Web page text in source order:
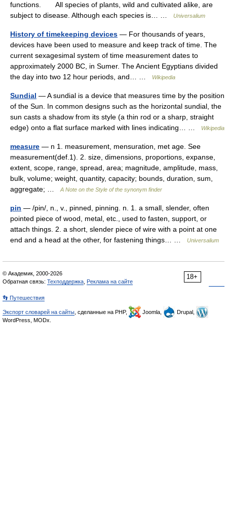
functions. All species of plants, wild and cultivated alike, are
subject to disease. Although each species is… …
Universalium
History of timekeeping devices — For thousands of years,
devices have been used to measure and keep track of time. The
current sexagesimal system of time measurement dates to
approximately 2000 BC, in Sumer. The Ancient Egyptians divided
the day into two 12 hour periods, and… …
Wikipedia
Sundial — A sundial is a device that measures time by the position
of the Sun. In common designs such as the horizontal sundial, the
sun casts a shadow from its style (a thin rod or a sharp, straight
edge) onto a flat surface marked with lines indicating… …
Wikipedia
measure — n 1. measurement, mensuration, met age. See
measurement(def.1). 2. size, dimensions, proportions, expanse,
extent, scope, range, spread, area; magnitude, amplitude, mass,
bulk, volume; weight, quantity, capacity; bounds, duration, sum,
aggregate; …
A Note on the Style of the synonym finder
pin — /pin/, n., v., pinned, pinning. n. 1. a small, slender, often
pointed piece of wood, metal, etc., used to fasten, support, or
attach things. 2. a short, slender piece of wire with a point at one
end and a head at the other, for fastening things… …
Universalium
18+
© Академик, 2000-2026
Обратная связь: Техподдержка Реклама на сайте
👣 Путешествия
Экспорт словарей на сайты , сделанные на PHP, Joomla,
Drupal,
WordPress, MODx.